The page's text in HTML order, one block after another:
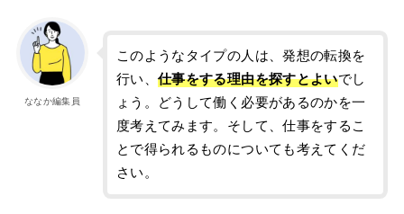
ななか編集員
このようなタイプの人は、発想の転換を
行い、 仕事をする理由を探すとよいでし
ょう。どうして働く必要があるのかを一
度考えてみます。そして、仕事をするこ
とで得られるものについても考えてくだ
さい。